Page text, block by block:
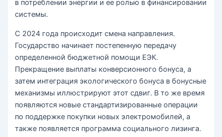
в потреблении энергии и ее ролью в финансировании
системы.
С 2024 года происходит смена направления.
Государство начинает постепенную передачу
определенной бюджетной помощи ЕЭК.
Прекращение выплаты конверсионного бонуса, а
затем интеграция экологического бонуса в бонусные
механизмы иллюстрируют этот сдвиг. В то же время
появляются новые стандартизированные операции
по поддержке покупки новых электромобилей, а
также появляется программа социального лизинга.